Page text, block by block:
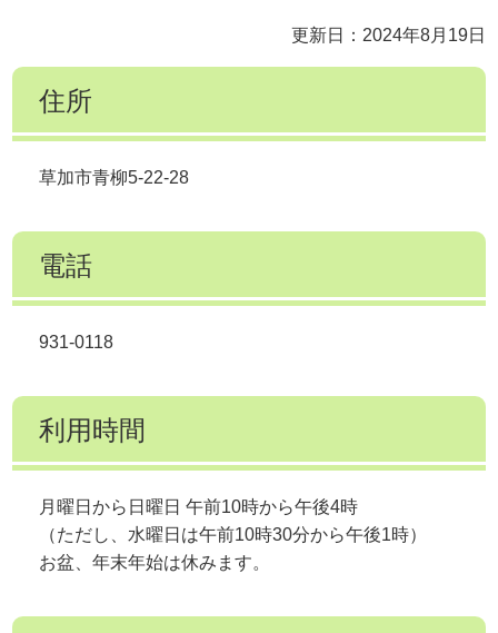
更新日：2024年8月19日
住所
草加市青柳5-22-28
電話
931-0118
利用時間
月曜日から日曜日 午前10時から午後4時
（ただし、水曜日は午前10時30分から午後1時）
お盆、年末年始は休みます。